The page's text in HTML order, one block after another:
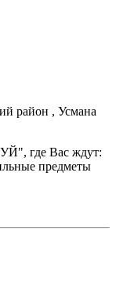
район , Усмана
где Вас ждут:
предметы